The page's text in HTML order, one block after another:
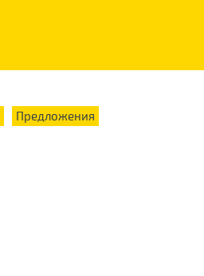
Предложения